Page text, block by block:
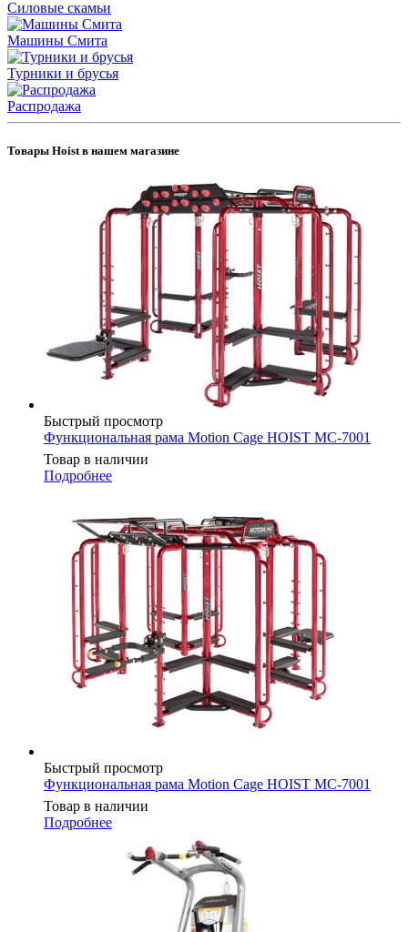
Силовые скамьи
Машины Смита
Турники и брусья
Распродажа
Товары Hoist в нашем магазине
Быстрый просмотр
Функциональная рама Motion Cage HOIST MC-7001
Товар в наличии
Подробнее
Быстрый просмотр
Функциональная рама Motion Cage HOIST MC-7001
Товар в наличии
Подробнее